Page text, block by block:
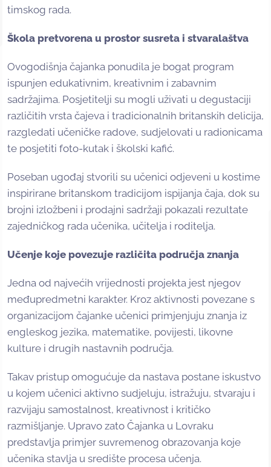
timskog rada.
Škola pretvorena u prostor susreta i stvaralaštva
Ovogodišnja čajanka ponudila je bogat program
ispunjen edukativnim, kreativnim i zabavnim
sadržajima. Posjetitelji su mogli uživati u degustaciji
različitih vrsta čajeva i tradicionalnih britanskih delicija,
razgledati učeničke radove, sudjelovati u radionicama
te posjetiti foto-kutak i školski kafić.
Poseban ugođaj stvorili su učenici odjeveni u kostime
inspirirane britanskom tradicijom ispijanja čaja, dok su
brojni izložbeni i prodajni sadržaji pokazali rezultate
zajedničkog rada učenika, učitelja i roditelja.
Učenje koje povezuje različita područja znanja
Jedna od najvećih vrijednosti projekta jest njegov
međupredmetni karakter. Kroz aktivnosti povezane s
organizacijom čajanke učenici primjenjuju znanja iz
engleskog jezika, matematike, povijesti, likovne
kulture i drugih nastavnih područja.
Takav pristup omogućuje da nastava postane iskustvo
u kojem učenici aktivno sudjeluju, istražuju, stvaraju i
razvijaju samostalnost, kreativnost i kritičko
razmišljanje. Upravo zato Čajanka u Lovraku
predstavlja primjer suvremenog obrazovanja koje
učenika stavlja u središte procesa učenja.